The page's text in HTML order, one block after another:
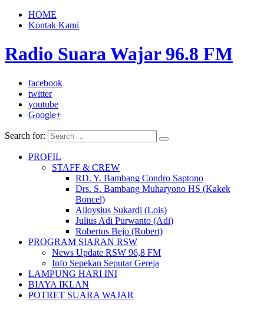
HOME
Kontak Kami
Radio Suara Wajar 96.8 FM
facebook
twitter
youtube
Google+
Search for:
PROFIL
STAFF & CREW
RD. Y. Bambang Condro Saptono
Drs. S. Bambang Muharyono HS (Kakek
Boncel)
Alloysius Sukardi (Lois)
Julius Adi Purwanto (Adi)
Robertus Bejo (Robert)
PROGRAM SIARAN RSW
News Update RSW 96,8 FM
Info Sepekan Seputar Gereja
LAMPUNG HARI INI
BIAYA IKLAN
POTRET SUARA WAJAR